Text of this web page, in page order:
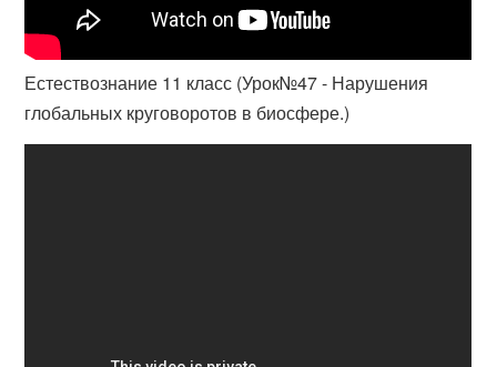
Естествознание 11 класс (Урок№47 - Нарушения
глобальных круговоротов в биосфере.)